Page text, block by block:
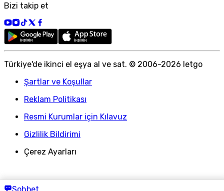
Bizi takip et
Türkiye'de ikinci el eşya al ve sat. © 2006-2026 letgo
Şartlar ve Koşullar
Reklam Politikası
Resmi Kurumlar için Kılavuz
Gizlilik Bildirimi
Çerez Ayarları